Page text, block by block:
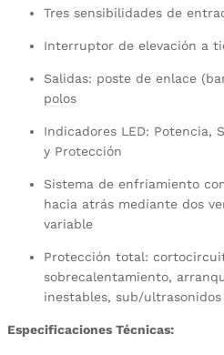
Tres sensibilidades de
Interruptor de elevación a
Salidas: poste de enlace
polos
Indicadores LED: Potencia,
y Protección
Sistema de enfriamiento
hacia atrás mediante dos
variable
Protección total:
sobrecalentamiento,
inestables, sub/
Especificaciones Técnicas: